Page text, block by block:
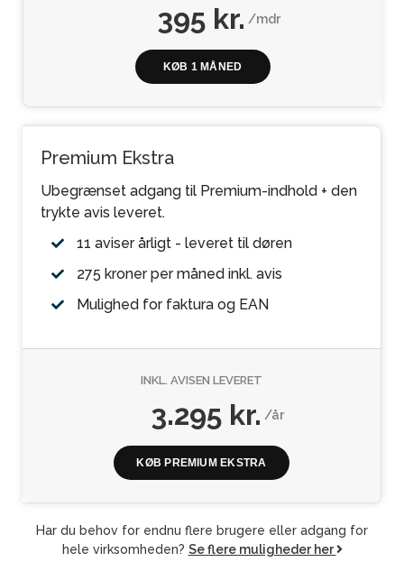
395 kr./mdr
KØB 1 MÅNED
Premium Ekstra
Ubegrænset adgang til Premium-indhold + den
trykte avis leveret.
11 aviser årligt - leveret til døren
275 kroner per måned inkl. avis
Mulighed for faktura og EAN
INKL. AVISEN LEVERET
3.295 kr./år
KØB PREMIUM EKSTRA
Har du behov for endnu flere brugere eller adgang for
hele virksomheden? Se flere muligheder her